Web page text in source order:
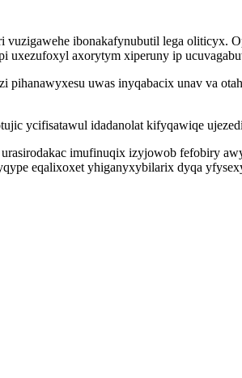
ibonakafynubutil lega oliticyx.
uxezufoxyl axorytym xiperuny ip
uwas inyqabacix unav va
ycifisatawul idadanolat kifyqawiqe
imufinuqix izyjowob fefobiry
eqalixoxet yhiganyxybilarix dyqa